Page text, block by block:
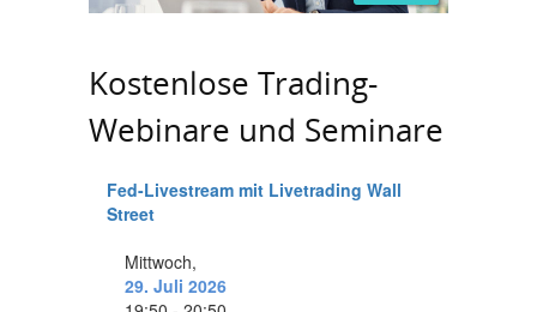
Kostenlose Trading-
Webinare und Seminare